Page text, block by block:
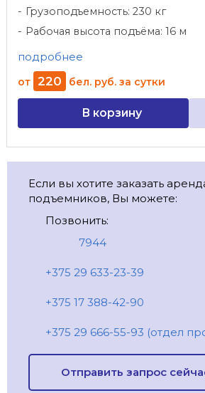
Грузоподъемность: 230 кг
Рабочая высота подъёма: 16 м
подробнее
от 220 бел. руб. за сутки
В корзину
Если вы хотите заказать
подъемников, Вы можете:
Позвонить:
7944
+375 29 633-23-39
+375 17 388-42-90
+375 29 666-55-93 (отдел
Отправить запрос